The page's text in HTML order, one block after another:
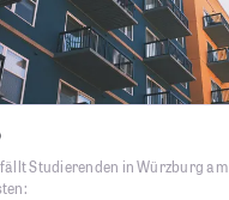
Studierenden in Würzburg am